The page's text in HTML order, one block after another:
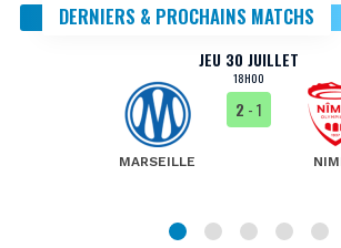
DERNIERS & PROCHAINS MATCHS
JEU 30 JUILLET
18H00
MARSEILLE
2 - 1